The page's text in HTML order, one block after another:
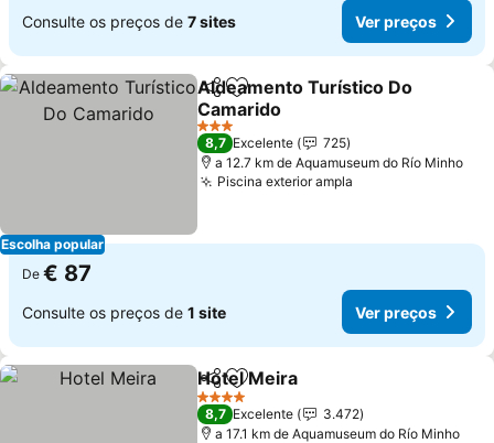
Consulte os preços de 7 sites Ver preços
Escolha popular
PartilharAdicionar aos favoritos
Aldeamento Turístico Do
Camarido
3 Estrelas
8,7 Excelente
725
a 12.7 km de Aquamuseum do Río Minho
Piscina exterior ampla
De € 87
Consulte os preços de 1 site Ver preços
PartilharAdicionar aos favoritos
Hotel Meira
4 Estrelas
8,7 Excelente
3.472
a 17.1 km de Aquamuseum do Río Minho